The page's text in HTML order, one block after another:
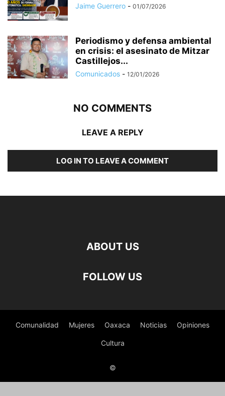
Jaime Guerrero - 01/07/2026
Periodismo y defensa ambiental
en crisis: el asesinato de Mitzar
Castillejos...
Comunicados - 12/01/2026
NO COMMENTS
LEAVE A REPLY
LOG IN TO LEAVE A COMMENT
ABOUT US
FOLLOW US
Comunalidad Mujeres Oaxaca Noticias Opiniones
Cultura
©